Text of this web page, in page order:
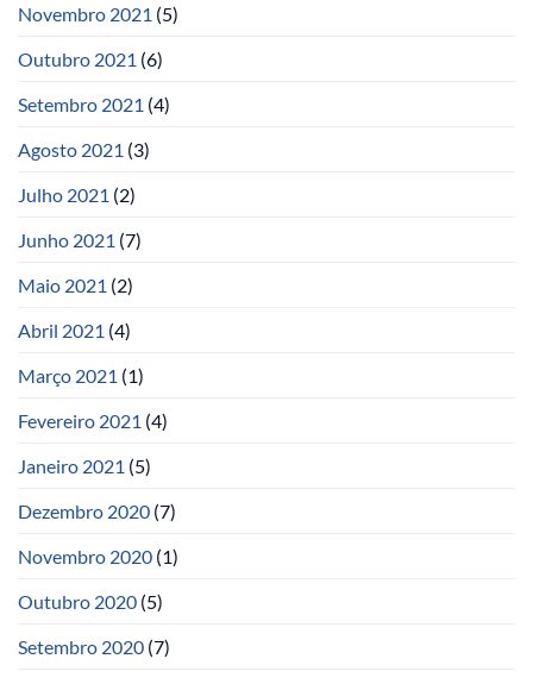
Novembro 2021 (5)
Outubro 2021 (6)
Setembro 2021 (4)
Agosto 2021 (3)
Julho 2021 (2)
Junho 2021 (7)
Maio 2021 (2)
Abril 2021 (4)
Março 2021 (1)
Fevereiro 2021 (4)
Janeiro 2021 (5)
Dezembro 2020 (7)
Novembro 2020 (1)
Outubro 2020 (5)
Setembro 2020 (7)